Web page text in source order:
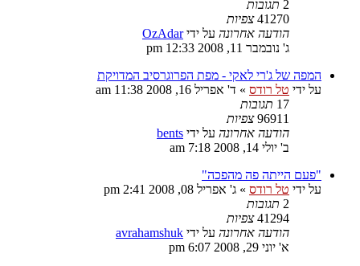
2 תגובות
41270 צפיות
הודעה אחרונה על ידיOzAdar
ג' נובמבר 11, 2008 12:33 pm
המפה של ג'רי לאקי - מפת הפרוגרסיב המדויקת
על ידי טל רודס » ד' אפריל 16, 2008 11:38 am
17 תגובות
96911 צפיות
הודעה אחרונה על ידי bents
ב' יולי 14, 2008 7:18 am
"פעם הייתה פה מהפכה"
על ידי טל רודס » ג' אפריל 08, 2008 2:41 pm
2 תגובות
41294 צפיות
הודעה אחרונה על ידי avrahamshuk
א' יוני 29, 2008 6:07 pm